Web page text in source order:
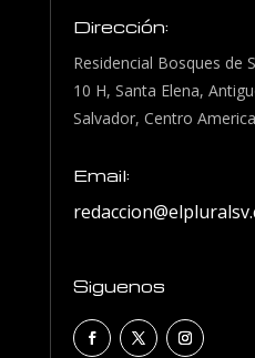
Dirección:
Residencial Bosques de
10 H, Santa Elena,
Salvador, Centro America
Email:
Siguenos